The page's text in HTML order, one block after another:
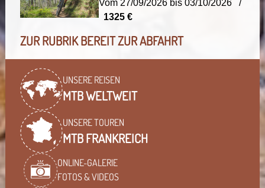
Vom 27/09/2026 bis 03/10/2026 /
1325 €
ZUR RUBRIK BEREIT ZUR ABFAHRT
UNSERE REISEN
MTB WELTWEIT
UNSERE TOUREN
MTB FRANKREICH
ONLINE-GALERIE
FOTOS & VIDEOS